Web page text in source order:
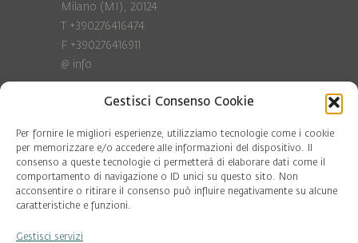
Gestisci Consenso Cookie
Per fornire le migliori esperienze, utilizziamo tecnologie come i cookie
per memorizzare e/o accedere alle informazioni del dispositivo. Il
consenso a queste tecnologie ci permetterà di elaborare dati come il
comportamento di navigazione o ID unici su questo sito. Non
acconsentire o ritirare il consenso può influire negativamente su alcune
caratteristiche e funzioni.
Gestisci servizi
Milano (MI), 20124
T +390276416474
F +390276416911
@ info
Privacy Policy
Cookie policy
COD. FISC. 97081560159
P.IVA 06375640965
© Pool Ambiente 2026
DESIGN & DEVELOPMENT by